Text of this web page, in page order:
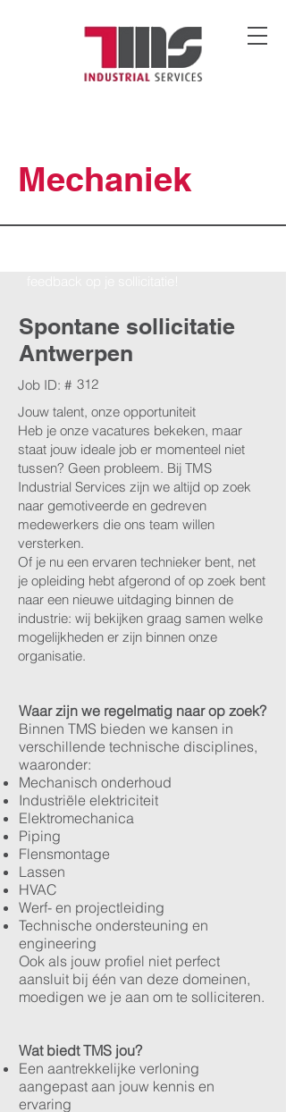
Mechaniek
Spontane sollicitatie
Antwerpen
Job ID: # 312
Jouw talent, onze opportuniteit
Heb je onze vacatures bekeken, maar
staat jouw ideale job er momenteel niet
tussen? Geen probleem. Bij TMS
Industrial Services zijn we altijd op zoek
naar gemotiveerde en gedreven
medewerkers die ons team willen
versterken.
Of je nu een ervaren technieker bent, net
je opleiding hebt afgerond of op zoek bent
naar een nieuwe uitdaging binnen de
industrie: wij bekijken graag samen welke
mogelijkheden er zijn binnen onze
organisatie.
Waar zijn we regelmatig naar op zoek?
Binnen TMS bieden we kansen in
verschillende technische disciplines,
waaronder:
Mechanisch onderhoud
Industriële elektriciteit
Elektromechanica
Piping
Flensmontage
Lassen
HVAC
Werf- en projectleiding
Technische ondersteuning en
engineering
Ook als jouw profiel niet perfect
aansluit bij één van deze domeinen,
moedigen we je aan om te solliciteren.
Wat biedt TMS jou?
Een aantrekkelijke verloning
aangepast aan jouw kennis en
ervaring